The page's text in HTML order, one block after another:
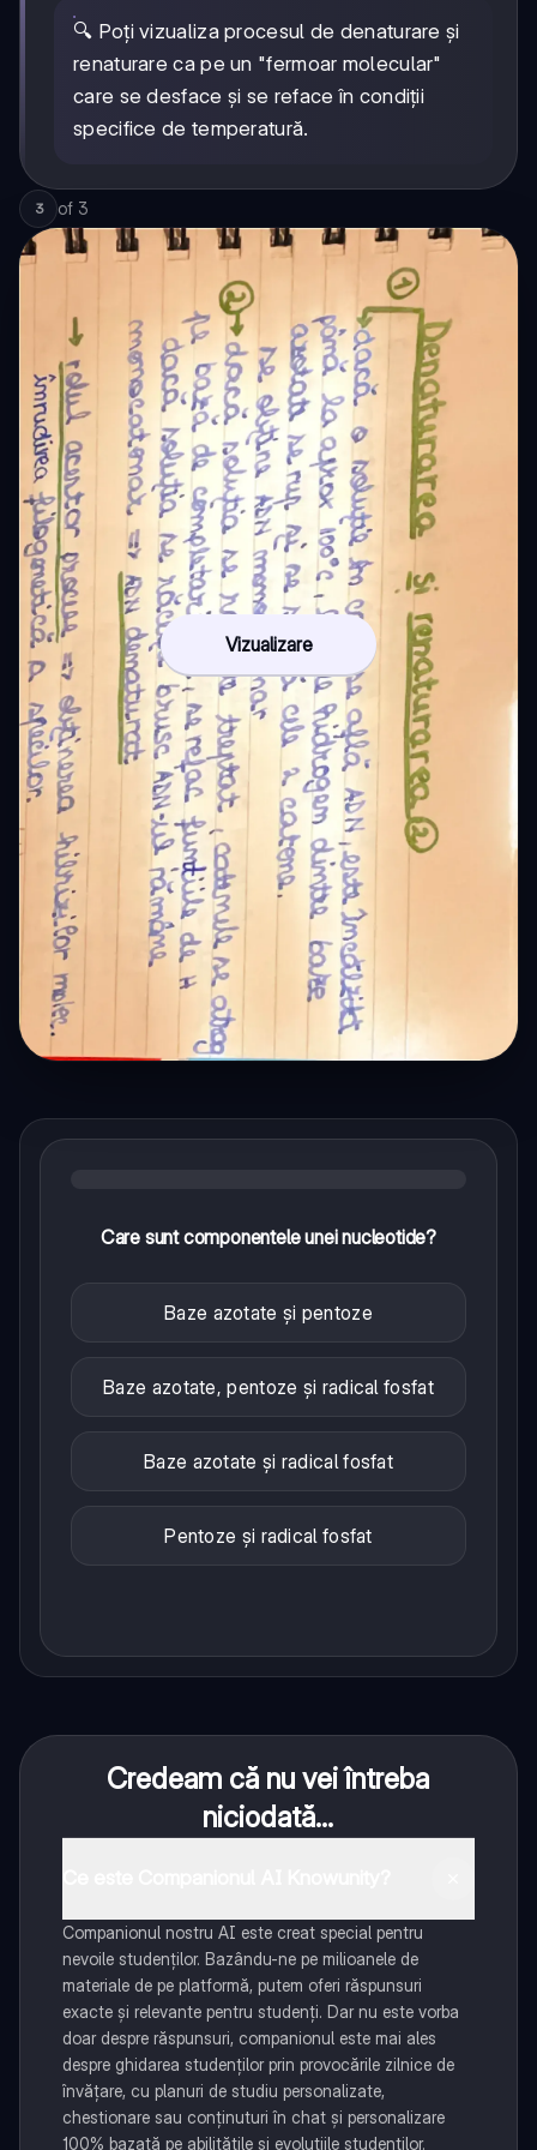
🔍 Poți vizualiza procesul de denaturare și
renaturare ca pe un "fermoar molecular"
care se desface și se reface în condiții
specifice de temperatură.
3 of 3
Vizualizare
Care sunt componentele unei nucleotide?
Baze azotate și pentoze
Baze azotate, pentoze și radical fosfat
Baze azotate și radical fosfat
Pentoze și radical fosfat
Credeam că nu vei întreba
niciodată...
Companionul nostru AI este creat special pentru
nevoile studenților. Bazându-ne pe milioanele de
materiale de pe platformă, putem oferi răspunsuri
exacte și relevante pentru studenți. Dar nu este vorba
doar despre răspunsuri, companionul este mai ales
despre ghidarea studenților prin provocările zilnice de
învățare, cu planuri de studiu personalizate,
chestionare sau conținuturi în chat și personalizare
100% bazată pe abilitățile și evoluțiile studenților.